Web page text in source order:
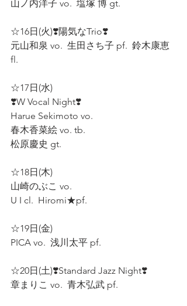
山ノ内洋子 vo.  塩塚 博 gt.
☆16日(火)❣️陽気なTrio❣️
元山和泉 vo.  生田さち子 pf.  鈴木康恵
fl.
☆17日(水)
❣️W Vocal Night❣️
Harue Sekimoto vo.
春木香菜絵 vo. tb.
松原慶史 gt.
☆18日(木)
山崎のぶこ vo.
U I cl.  Hiromi★pf.
☆19日(金)
PICA vo.  浅川太平 pf.
☆20日(土)❣️Standard Jazz Night❣️
章まりこ vo.  青木弘武 pf.